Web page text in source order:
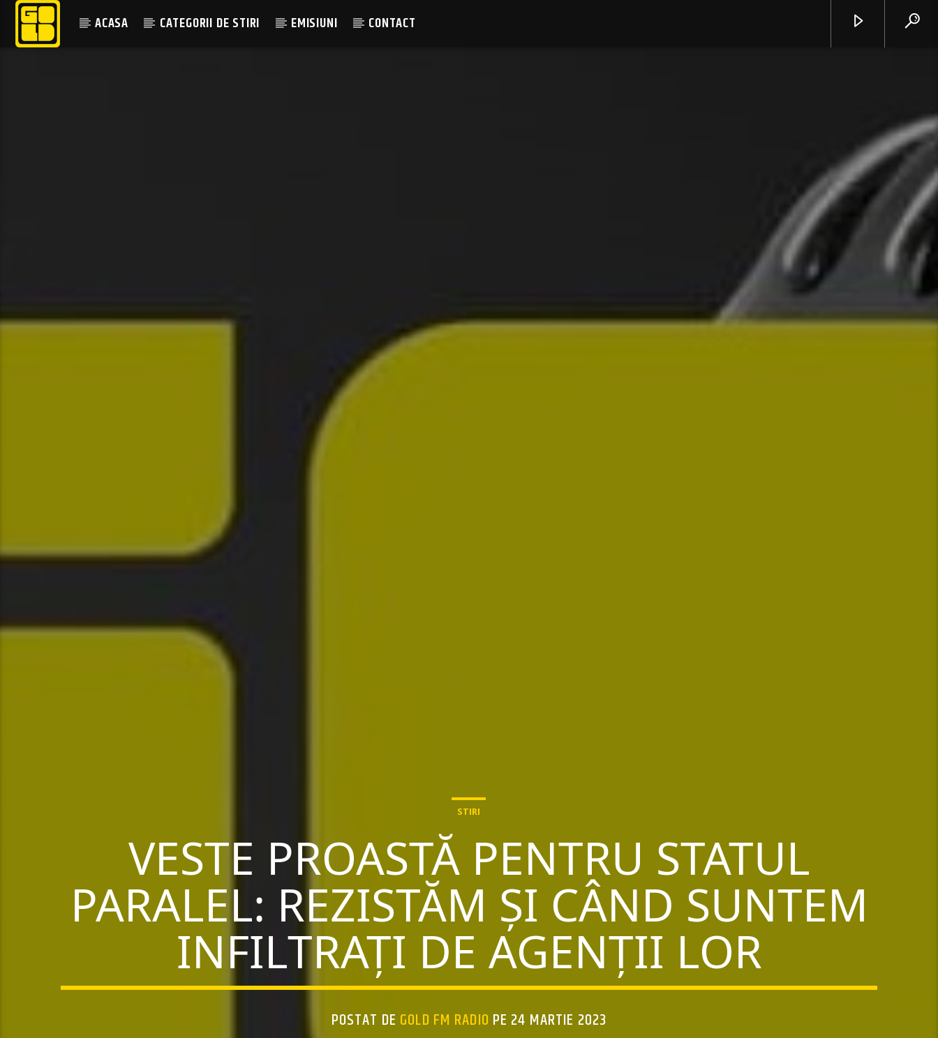
ACASA CATEGORII DE STIRI EMISIUNI CONTACT
STIRI
VESTE PROASTĂ PENTRU STATUL
PARALEL: REZISTĂM ȘI CÂND SUNTEM
INFILTRAȚI DE AGENȚII LOR
POSTAT DE GOLD FM RADIO PE 24 MARTIE 2023